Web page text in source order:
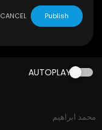
CANCEL Publish
AUTOPLAY
2:18
محمد ابراهيم